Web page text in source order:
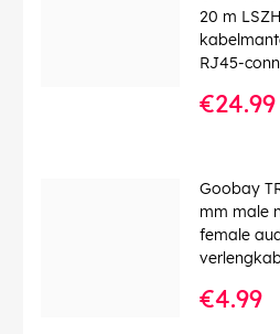
4040849683756
20 m
RJ45-
€24.99
Goobay
mm male
female
€4.99